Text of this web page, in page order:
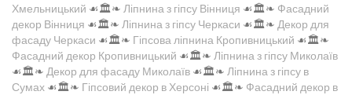
Хмельницький ☙🏛️❧ Ліпнина з гіпсу Вінниця ☙🏛️❧ Фасадний
декор Вінниця ☙🏛️❧ Ліпнина з гіпсу Черкаси ☙🏛️❧ Декор для
фасаду Черкаси ☙🏛️❧ Гіпсова ліпнина Кропивницький ☙🏛️❧
Фасадний декор Кропивницький ☙🏛️❧ Ліпнина з гіпсу Миколаїв
☙🏛️❧ Декор для фасаду Миколаїв ☙🏛️❧ Ліпнина з гіпсу в
Сумах ☙🏛️❧ Гіпсовий декор в Херсоні ☙🏛️❧ Фасадний декор в